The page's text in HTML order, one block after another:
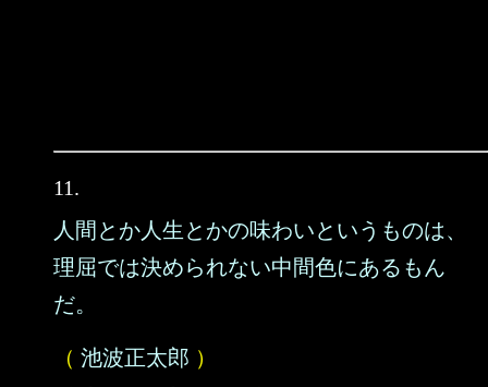
11.
人間とか人生とかの味わいというものは、
理屈では決められない中間色にあるもん
だ。
（ 池波正太郎 ）